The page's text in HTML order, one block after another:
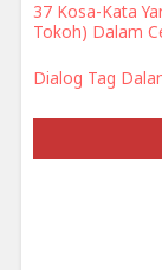
37 Kosa-Kata
Tokoh) Dalam
Dialog Tag